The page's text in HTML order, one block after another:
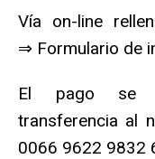
Vía on-line
⇒ Formulario de
El pago se
transferencia al
0066 9622 9832